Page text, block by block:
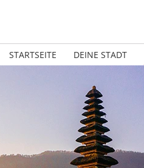
STARTSEITE DEINE STADT